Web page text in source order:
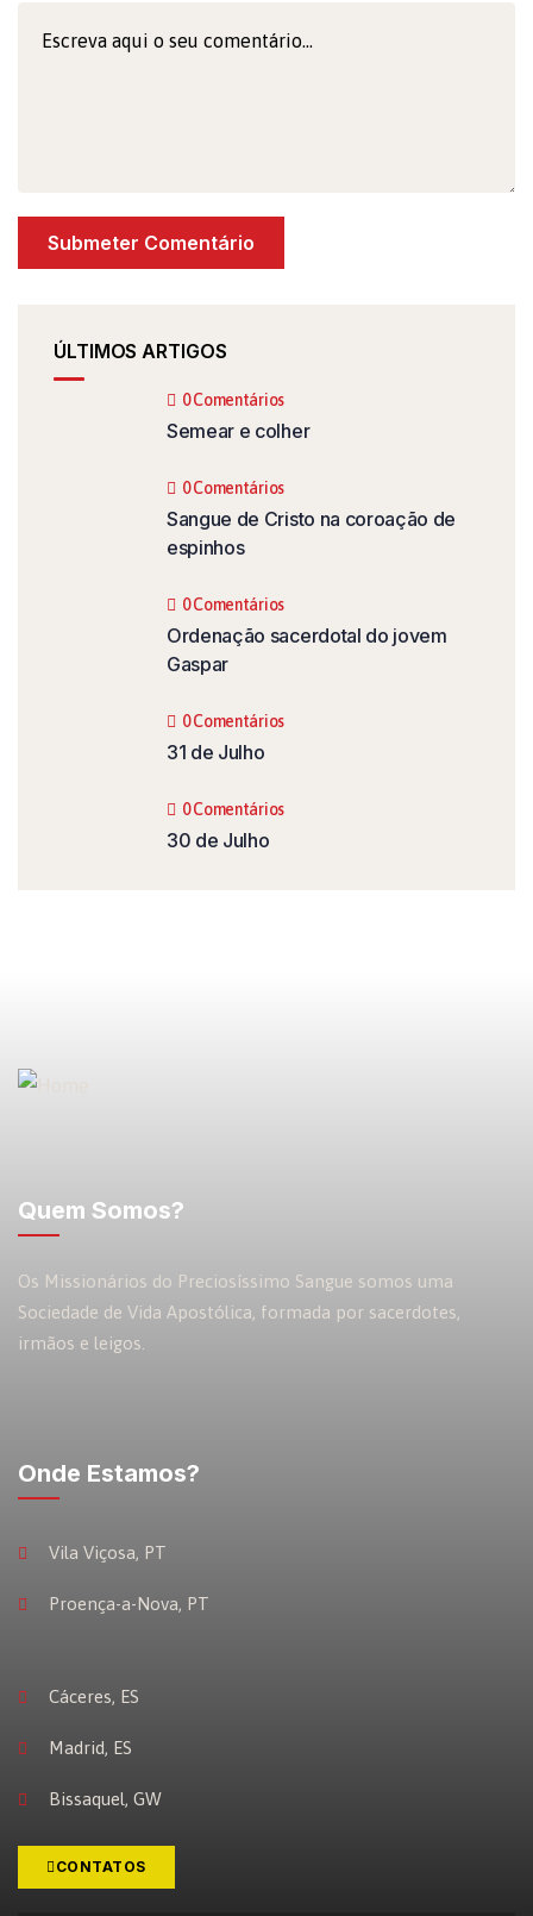
ÚLTIMOS ARTIGOS
0 Comentários
Semear e colher
0 Comentários
Sangue de Cristo na coroação de
espinhos
0 Comentários
Ordenação sacerdotal do jovem
Gaspar
0 Comentários
31 de Julho
0 Comentários
30 de Julho
Quem Somos?
Os Missionários do Preciosíssimo Sangue somos uma
Sociedade de Vida Apostólica, formada por sacerdotes,
irmãos e leigos.
Onde Estamos?
Vila Viçosa, PT
Proença-a-Nova, PT
Cáceres, ES
Madrid, ES
Bissaquel, GW
CONTATOS